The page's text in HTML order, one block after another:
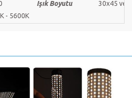
Işık Boyutu
30x45 ve
- 5600K